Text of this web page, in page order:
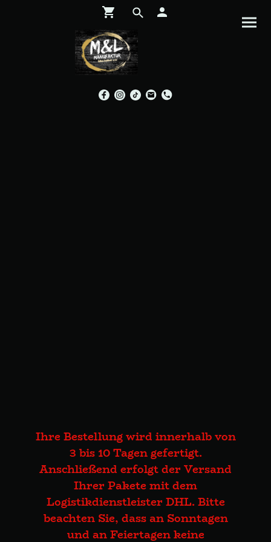
Ihre Bestellung wird innerhalb von
3 bis 10 Tagen gefertigt.
Anschließend erfolgt der Versand
Ihrer Pakete mit dem
Logistikdienstleister DHL. Bitte
beachten Sie, dass an Sonntagen
und an Feiertagen keine